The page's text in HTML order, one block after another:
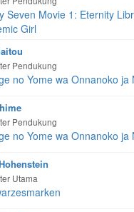
Seven Movie 1: Eternity
Girl
Pendukung
no Yome wa Onnanoko ja
Pendukung
no Yome wa Onnanoko ja
Utama